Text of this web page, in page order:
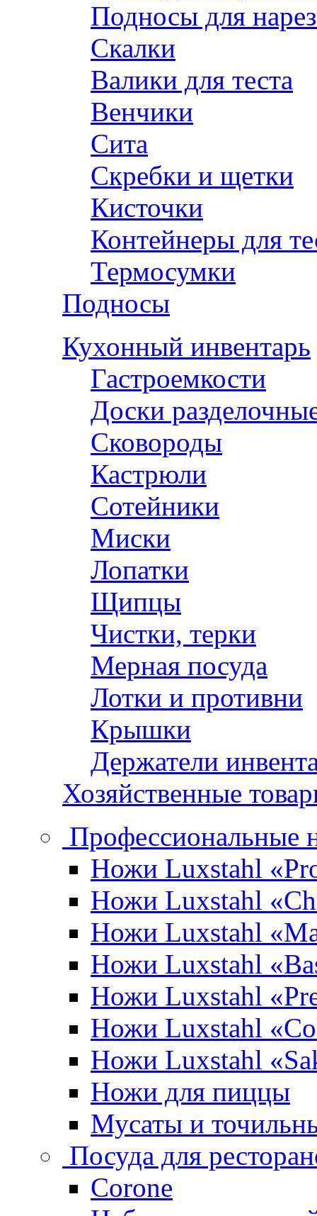
Подносы для
Скалки
Валики для теста
Венчики
Сита
Скребки и щетки
Кисточки
Контейнеры для
Термосумки
Подносы
Кухонный инвентарь
Гастроемкости
Доски
Сковороды
Кастрюли
Сотейники
Миски
Лопатки
Щипцы
Чистки, терки
Мерная посуда
Лотки и противни
Крышки
Держатели
Хозяйственные
Профессиональные
Ножи Luxstahl
Ножи Luxstahl
Ножи Luxstahl
Ножи Luxstahl
Ножи Luxstahl
Ножи Luxstahl
Ножи Luxstahl
Ножи для пиццы
Мусаты и
Посуда для
Corone